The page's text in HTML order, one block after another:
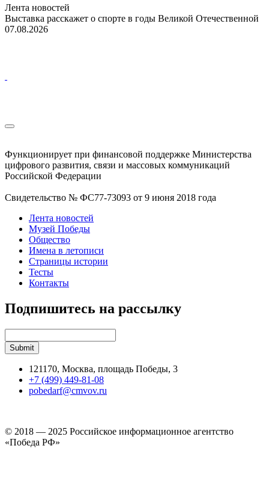
Лента новостей
Выставка расскажет о спорте в годы Великой Отечественной
07.08.2026
Функционирует при финансовой поддержке Министерства
цифрового развития, связи и массовых коммуникаций
Российской Федерации
Свидетельство № ФС77-73093 от 9 июня 2018 года
Лента новостей
Музей Победы
Общество
Имена в летописи
Страницы истории
Тесты
Контакты
Подпишитесь на рассылку
121170, Москва, площадь Победы, 3
+7 (499) 449-81-08
pobedarf@cmvov.ru
© 2018 — 2025 Российское информационное агентство
«Победа РФ»